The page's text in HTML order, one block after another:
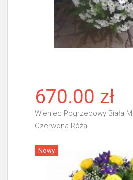
670.00 zł
Wieniec Pogrzebowy Biała
Czerwona Róża
Więcej
Nowy